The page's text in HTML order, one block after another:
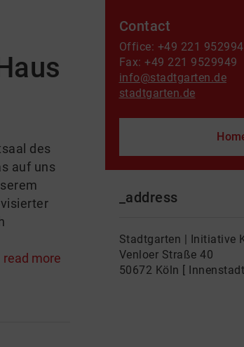
des
auf uns
read more
Contact
Office: +49 221
Fax: +49 221 9529949
info@stadtgarten.de
stadtgarten.de
_address
Stadtgarten | Initiative
Venloer Straße 40
50672 Köln [